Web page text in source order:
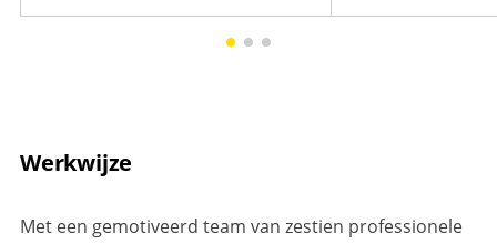
Werkwijze
Met een gemotiveerd team van zestien professionele